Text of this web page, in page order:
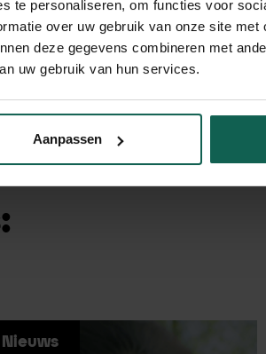
te personaliseren, om functies voor
over uw gebruik van onze site met
deze gegevens combineren met
uw gebruik van hun services.
Aanpassen
Nieuws